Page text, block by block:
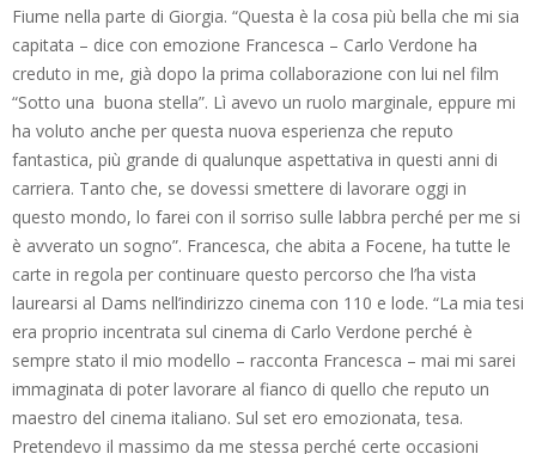
Fiume nella parte di Giorgia. “Questa è la cosa più bella che mi sia
capitata – dice con emozione Francesca – Carlo Verdone ha
creduto in me, già dopo la prima collaborazione con lui nel film
“Sotto una buona stella”. Lì avevo un ruolo marginale, eppure mi
ha voluto anche per questa nuova esperienza che reputo
fantastica, più grande di qualunque aspettativa in questi anni di
carriera. Tanto che, se dovessi smettere di lavorare oggi in
questo mondo, lo farei con il sorriso sulle labbra perché per me si
è avverato un sogno”. Francesca, che abita a Focene, ha tutte le
carte in regola per continuare questo percorso che l’ha vista
laurearsi al Dams nell’indirizzo cinema con 110 e lode. “La mia tesi
era proprio incentrata sul cinema di Carlo Verdone perché è
sempre stato il mio modello – racconta Francesca – mai mi sarei
immaginata di poter lavorare al fianco di quello che reputo un
maestro del cinema italiano. Sul set ero emozionata, tesa.
Pretendevo il massimo da me stessa perché certe occasioni